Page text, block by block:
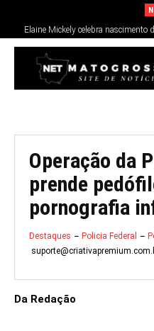
Elaine Mickely celebra nascimento
Operação da
prende
pornografia
Destaques Policia Federal
Da Redação